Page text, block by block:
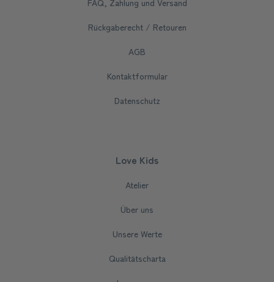
Rückgaberecht / Retouren
AGB
Kontaktformular
Datenschutz
Love Kids
Atelier
Über uns
Unsere Werte
Qualitätscharta